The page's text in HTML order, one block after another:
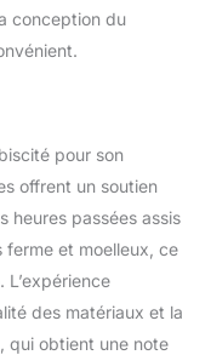
équipé
pratique pour
et les
facilitent
du lit et le
du canapé.
fabriqué avec
et un
conception du
pour son
offrent un soutien
heures passées assis
ferme et moelleux, ce
des matériaux et la
qui obtient une note